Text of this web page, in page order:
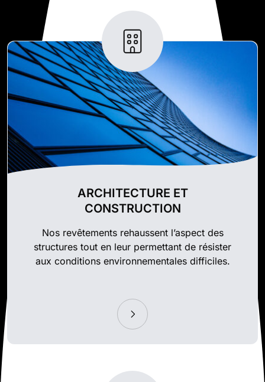
ARCHITECTURE ET
CONSTRUCTION
Nos revêtements rehaussent l’aspect des
structures tout en leur permettant de résister
aux conditions environnementales difficiles.